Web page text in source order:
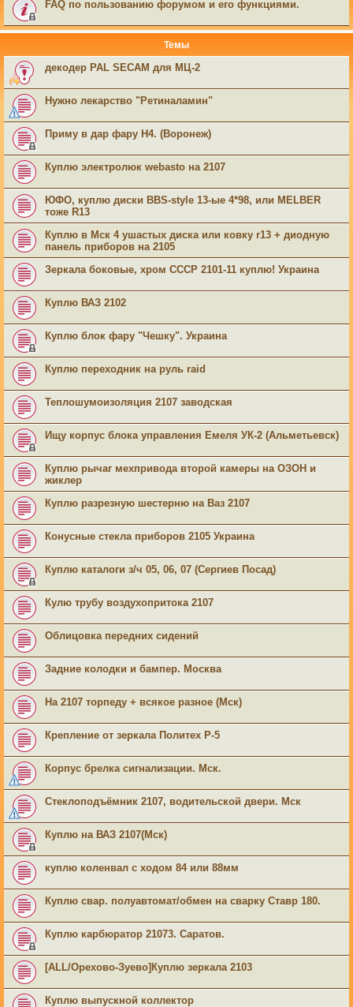
FAQ по пользованию форумом и его функциями.
Темы
декодер PAL SECAM для МЦ-2
Нужно лекарство "Ретиналамин"
Приму в дар фару Н4. (Воронеж)
Куплю электролюк webasto на 2107
ЮФО, куплю диски BBS-style 13-ые 4*98, или MELBER
тоже R13
Куплю в Мск 4 ушастых диска или ковку r13 + диодную
панель приборов на 2105
Зеркала боковые, хром СССР 2101-11 куплю! Украина
Куплю ВАЗ 2102
Куплю блок фару "Чешку". Украина
Куплю переходник на руль raid
Теплошумоизоляция 2107 заводская
Ищу корпус блока управления Емеля УК-2 (Альметьевск)
Куплю рычаг мехпривода второй камеры на ОЗОН и
жиклер
Куплю разрезную шестерню на Ваз 2107
Конусные стекла приборов 2105 Украина
Куплю каталоги з/ч 05, 06, 07 (Сергиев Посад)
Кулю трубу воздухопритока 2107
Облицовка передних сидений
Задние колодки и бампер. Москва
На 2107 торпеду + всякое разное (Мск)
Крепление от зеркала Политех Р-5
Корпус брелка сигнализации. Мск.
Стеклоподъёмник 2107, водительской двери. Мск
Куплю на ВАЗ 2107(Мск)
куплю коленвал с ходом 84 или 88мм
Куплю свар. полуавтомат/обмен на сварку Ставр 180.
Куплю карбюратор 21073. Саратов.
[ALL/Орехово-Зуево]Куплю зеркала 2103
Куплю выпускной коллектор